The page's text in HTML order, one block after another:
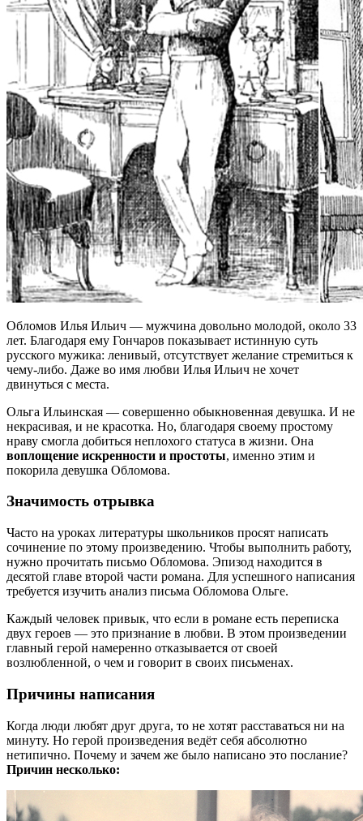
Обломов Илья Ильич — мужчина довольно молодой, около 33
лет. Благодаря ему Гончаров показывает истинную суть
русского мужика: ленивый, отсутствует желание стремиться к
чему-либо. Даже во имя любви Илья Ильич не хочет
двинуться с места.
Ольга Ильинская — совершенно обыкновенная девушка. И не
некрасивая, и не красотка. Но, благодаря своему простому
нраву смогла добиться неплохого статуса в жизни. Она
воплощение искренности и простоты, именно этим и
покорила девушка Обломова.
Значимость отрывка
Часто на уроках литературы школьников просят написать
сочинение по этому произведению. Чтобы выполнить работу,
нужно прочитать письмо Обломова. Эпизод находится в
десятой главе второй части романа. Для успешного написания
требуется изучить анализ письма Обломова Ольге.
Каждый человек привык, что если в романе есть переписка
двух героев — это признание в любви. В этом произведении
главный герой намеренно отказывается от своей
возлюбленной, о чем и говорит в своих письменах.
Причины написания
Когда люди любят друг друга, то не хотят расставаться ни на
минуту. Но герой произведения ведёт себя абсолютно
нетипично. Почему и зачем же было написано это послание?
Причин несколько: